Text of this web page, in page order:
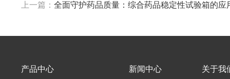
上一篇： 全面守护药品质量：综合药品稳定性试验箱的应
产品中心 新闻中心 关于我